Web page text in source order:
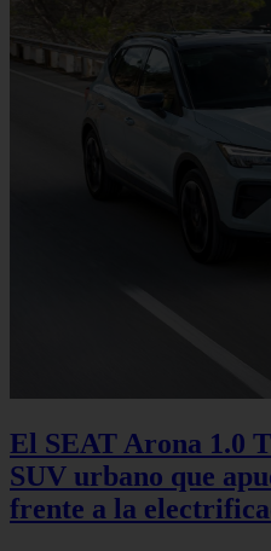
El SEAT Arona 1.0
SUV urbano que
frente a la